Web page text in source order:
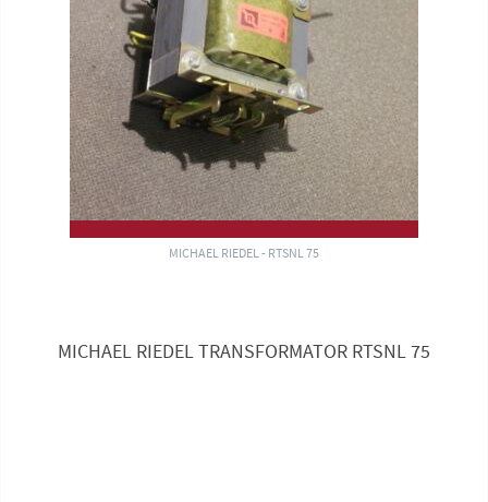
MICHAEL RIEDEL - RTSNL 75
MICHAEL RIEDEL TRANSFORMATOR RTSNL 75